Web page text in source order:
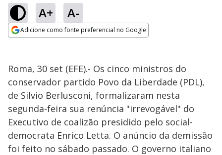
A+ A-
Adicione como fonte preferencial no Google
Roma, 30 set (EFE).- Os cinco ministros do
conservador partido Povo da Liberdade (PDL),
de Silvio Berlusconi, formalizaram nesta
segunda-feira sua renúncia "irrevogável" do
Executivo de coalizão presidido pelo social-
democrata Enrico Letta. O anúncio da demissão
foi feito no sábado passado. O governo italiano